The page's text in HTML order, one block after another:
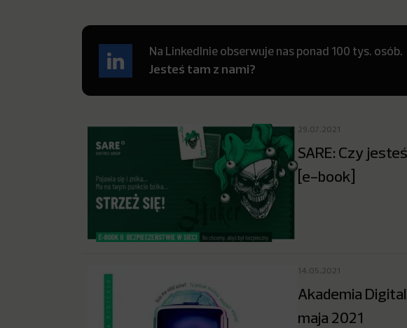
Na LinkedInie obserwuje nas ponad 100 tys. osób.
Jesteś tam z nami?
29.07.2021
SARE: Czy
[e-book]
14.05.2021
Akademia
maja 2021